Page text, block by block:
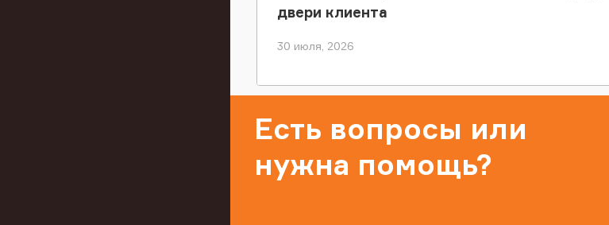
двери клиента
30 июля, 2026
Есть вопросы или
нужна помощь?